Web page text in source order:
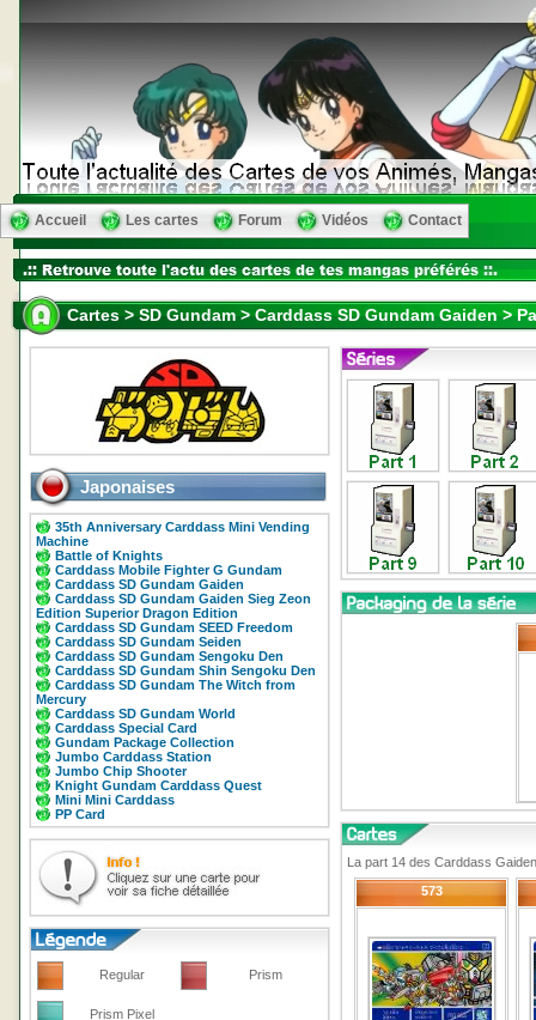
Accueil Les cartes Forum Vidéos Contact
Cartes > SD Gundam > Carddass SD Gundam Gaiden >
Japonaises
35th Anniversary Carddass Mini Vending
Machine
Battle of Knights
Carddass Mobile Fighter G Gundam
Carddass SD Gundam Gaiden
Carddass SD Gundam Gaiden Sieg Zeon
Edition Superior Dragon Edition
Carddass SD Gundam SEED Freedom
Carddass SD Gundam Seiden
Carddass SD Gundam Sengoku Den
Carddass SD Gundam Shin Sengoku Den
Carddass SD Gundam The Witch from
Mercury
Carddass SD Gundam World
Carddass Special Card
Gundam Package Collection
Jumbo Carddass Station
Jumbo Chip Shooter
Knight Gundam Carddass Quest
Mini Mini Carddass
PP Card
Regular Prism
Prism Pixel
La part 14 des Carddass
573